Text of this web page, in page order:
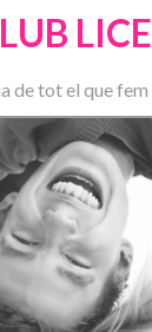
de tot el que